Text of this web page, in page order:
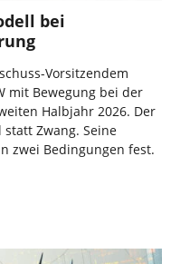
bei
Vorsitzendem
mit Bewegung bei der
Halbjahr 2026. Der
Zwang. Seine
zwei Bedingungen fest.